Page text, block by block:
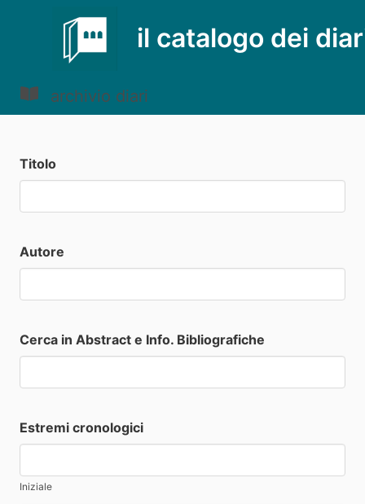
il catalogo dei
archivio diari
Titolo
Autore
Cerca in Abstract e Info. Bibliografiche
Estremi cronologici
Iniziale